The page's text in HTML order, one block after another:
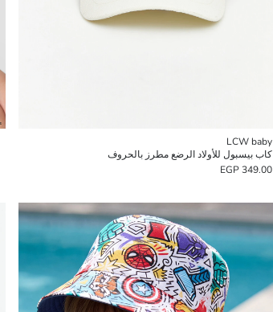
LCW baby
كاب بيسبول للأولاد الرضع مطرز بالحروف
349.00 EGP